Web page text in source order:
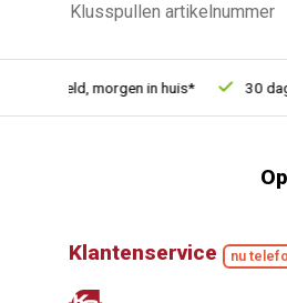
Klusspullen artikelnummer
morgen in huis* 30 dagen
Klantenservice nu